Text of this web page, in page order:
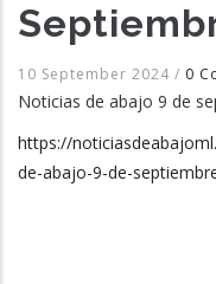
10 September 2024 / 0
Noticias de abajo 9 de
https://
de-abajo-9-de-